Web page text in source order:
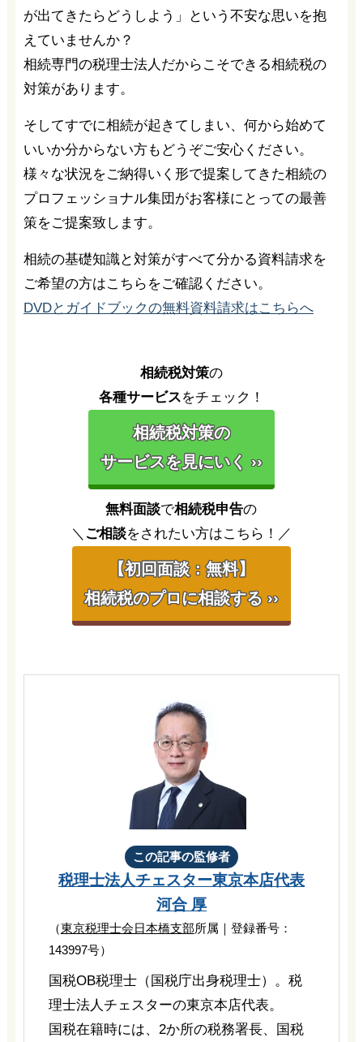
が出てきたらどうしよう」という不安な思いを抱
えていませんか？
相続専門の税理士法人だからこそできる相続税の
対策があります。
そしてすでに相続が起きてしまい、何から始めて
いいか分からない方もどうぞご安心ください。
様々な状況をご納得いく形で提案してきた相続の
プロフェッショナル集団がお客様にとっての最善
策をご提案致します。
相続の基礎知識と対策がすべて分かる資料請求を
ご希望の方はこちらをご確認ください。
DVDとガイドブックの無料資料請求はこちらへ
相続税対策の
各種サービスをチェック！
相続税対策の
サービスを見にいく ››
無料面談で相続税申告の
＼ ご相談をされたい方はこちら！／
【初回面談：無料】
相続税のプロに相談する ››
この記事の監修者
税理士法人チェスター東京本店代表
河合 厚
（東京税理士会日本橋支部所属｜登録番号：
143997号）
国税OB税理士（国税庁出身税理士）。税
理士法人チェスターの東京本店代表。
国税在籍時には、2か所の税務署長、国税